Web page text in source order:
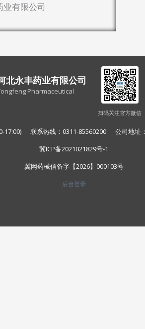
有限公司
北永丰药业有限公司
Pharmaceutical
扫码关注官方微信
17:00) 联系热线：0311-85560200 公司地址
冀ICP备2021021829号-1
冀网药械信备字【2026】000103号
后台登录